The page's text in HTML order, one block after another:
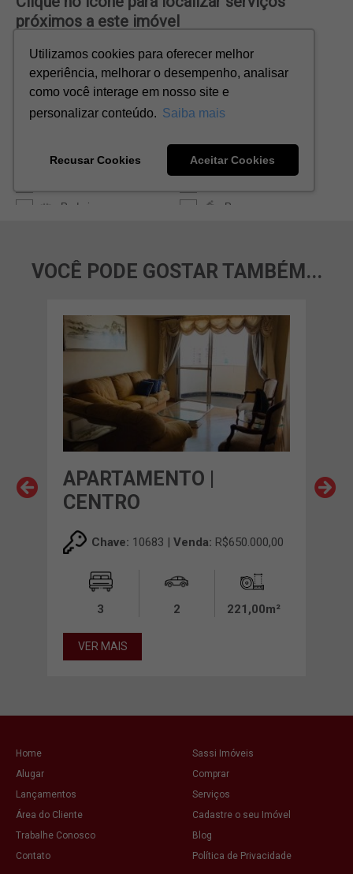
VOCÊ PODE GOSTAR TAMBÉM...
APARTAMENTO |
CENTRO
Chave: 10683 | Venda: R$650.000,00
3 2 221,00m²
VER MAIS
Home
Sassi Imóveis
Alugar
Comprar
Lançamentos
Serviços
Área do Cliente
Cadastre o seu Imóvel
Trabalhe Conosco
Blog
Contato
Política de Privacidade